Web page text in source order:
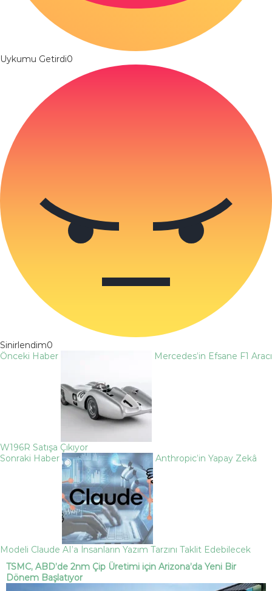
Uykumu Getirdi0
Sinirlendim0
Önceki Haber
Mercedes’in Efsane F1 Aracı
W196R Satışa Çıkıyor
Sonraki Haber
Anthropic’in Yapay Zekâ
Modeli Claude AI’a İnsanların Yazım Tarzını Taklit Edebilecek
TSMC, ABD’de 2nm Çip Üretimi için Arizona’da Yeni Bir
Dönem Başlatıyor